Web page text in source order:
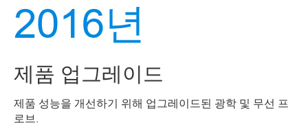
2016년
제품 업그레이드
제품 성능을 개선하기 위해 업그레이드된 광학 및 무선 프
로브.